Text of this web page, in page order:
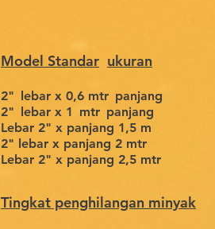
Model Standar ukuran
2" lebar x 0,6 mtr panjang
2"
lebar x 1 mtr panjang
Lebar 2" x panjang 1,5 m
2" lebar x panjang 2 mtr
Lebar 2" x panjang 2,5 mtr
Tingkat penghilangan minyak